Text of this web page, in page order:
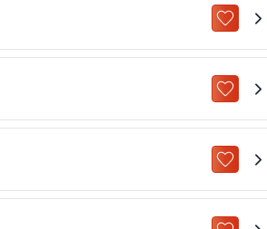
ZU
ZU
ZU